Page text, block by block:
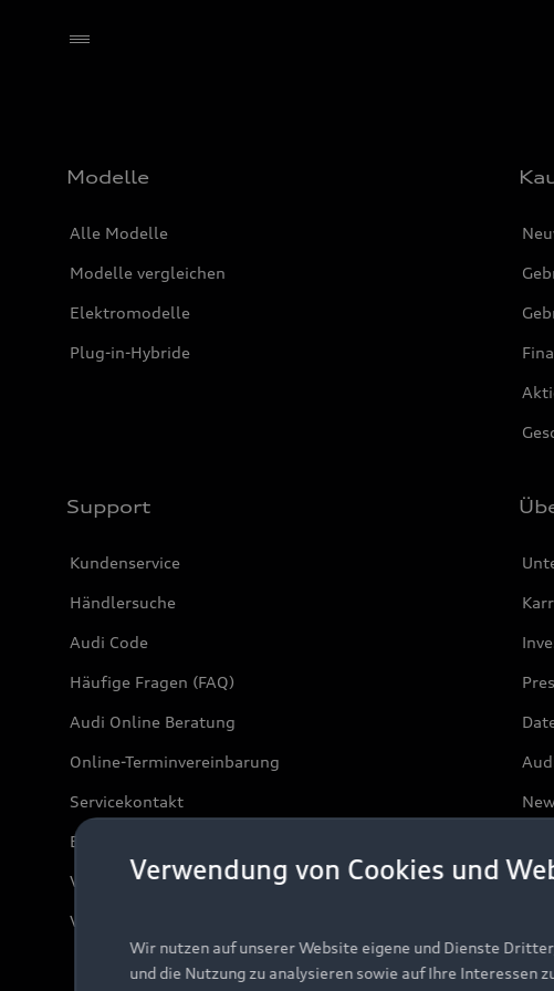
Modelle
Alle Modelle
Modelle vergleichen
Elektromodelle
Plug-in-Hybride
Support
Kundenservice
Händlersuche
Audi Code
Häufige Fragen (FAQ)
Audi Online Beratung
Online-Terminvereinbarung
Servicekontakt
Bordbuch & Bedienungsanleitungen
Verträge kündigen
Vertrag widerrufen
Verwendung von Cookies und
Wir nutzen auf unserer Website eigene und Dienste
und die Nutzung zu analysieren sowie auf Ihre